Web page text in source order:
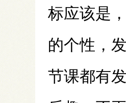
标应该是
的个性，
节课都有